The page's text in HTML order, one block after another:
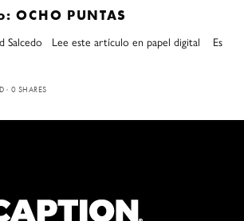
OCHO PUNTAS
Salcedo Lee este artículo en papel digital Es
0 SHARES